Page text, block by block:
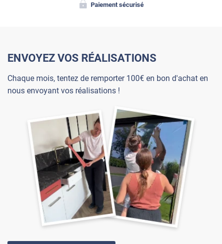
Paiement sécurisé
ENVOYEZ VOS RÉALISATIONS
Chaque mois, tentez de remporter 100€ en bon d'achat en
nous envoyant vos réalisations !